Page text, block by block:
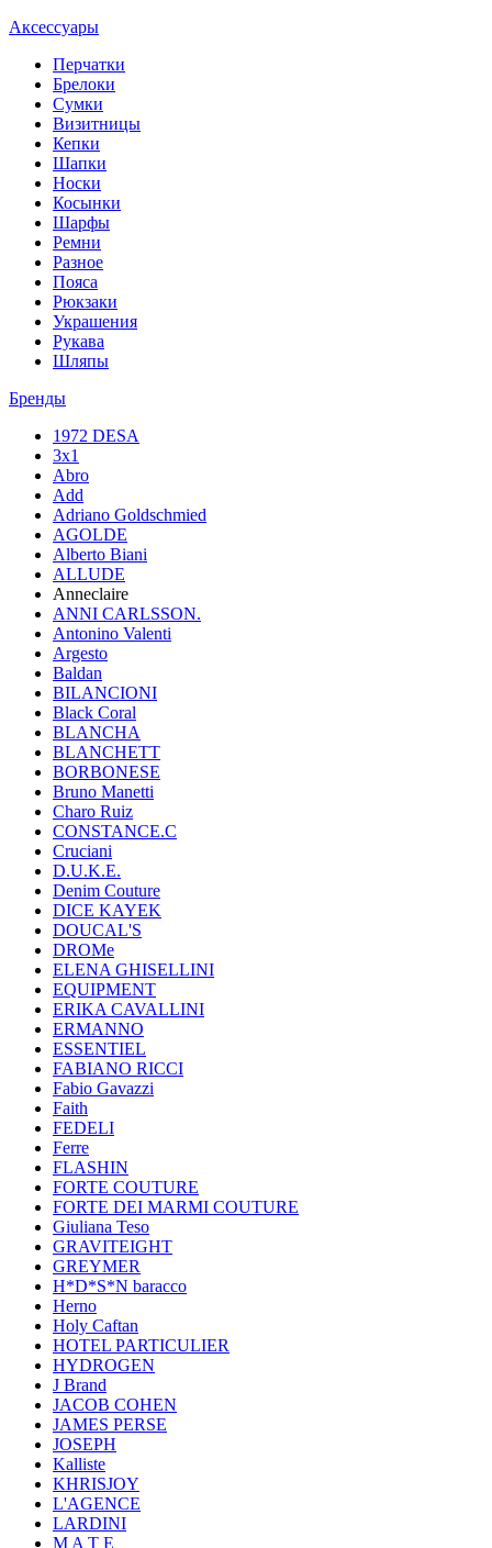
Аксессуары
Перчатки
Брелоки
Сумки
Визитницы
Кепки
Шапки
Носки
Косынки
Шарфы
Ремни
Разное
Пояса
Рюкзаки
Украшения
Рукава
Шляпы
Бренды
1972 DESA
3x1
Abro
Add
Adriano Goldschmied
AGOLDE
Alberto Biani
ALLUDE
Anneclaire
ANNI CARLSSON.
Antonino Valenti
Argesto
Baldan
BILANCIONI
Black Coral
BLANCHA
BLANCHETT
BORBONESE
Bruno Manetti
Charo Ruiz
CONSTANCE.C
Cruciani
D.U.K.E.
Denim Couture
DICE KAYEK
DOUCAL'S
DROMe
ELENA GHISELLINI
EQUIPMENT
ERIKA CAVALLINI
ERMANNO
ESSENTIEL
FABIANO RICCI
Fabio Gavazzi
Faith
FEDELI
Ferre
FLASHIN
FORTE COUTURE
FORTE DEI MARMI COUTURE
Giuliana Teso
GRAVITEIGHT
GREYMER
H*D*S*N baracco
Herno
Holy Caftan
HOTEL PARTICULIER
HYDROGEN
J Brand
JACOB COHEN
JAMES PERSE
JOSEPH
Kalliste
KHRISJOY
L'AGENCE
LARDINI
M A T E